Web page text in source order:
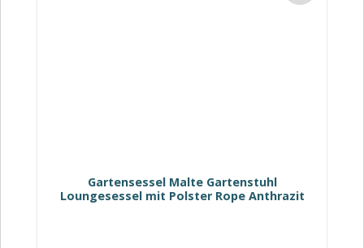
Gartensessel Malte Gartenstuhl
Loungesessel mit Polster Rope Anthrazit